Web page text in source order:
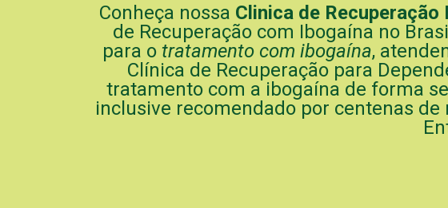
Conheça nossa Clinica de
de Recuperação com Ibogaína no
para o tratamento com ibogaína,
Clínica de Recuperação para
tratamento com a ibogaína de forma
inclusive recomendado por centenas